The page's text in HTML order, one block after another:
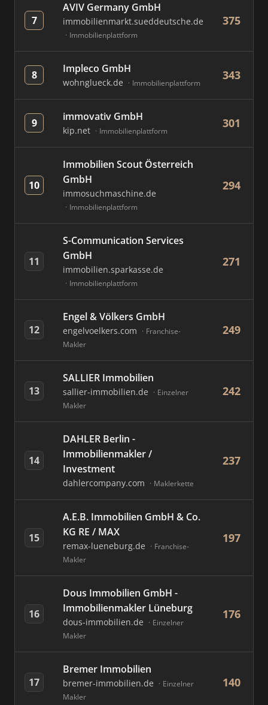
7
AVIV Germany GmbH
immobilienmarkt.sueddeutsche.de
Immobilienplattform
375
8 Impleco GmbH
wohnglueck.de Immobilienplattform
343
9 immovativ GmbH
kip.net Immobilienplattform
301
10
Immobilien Scout Österreich
GmbH
immosuchmaschine.de
Immobilienplattform
294
11
S-Communication Services
GmbH
immobilien.sparkasse.de
Immobilienplattform
271
12
Engel & Völkers GmbH
engelvoelkers.com
Franchise-
Makler
249
13
SALLIER Immobilien
sallier-immobilien.de
Einzelner
Makler
242
14
DAHLER Berlin -
Immobilienmakler /
Investment
dahlercompany.com Maklerkette
237
15
A.E.B. Immobilien GmbH & Co.
KG RE / MAX
remax-lueneburg.de
Franchise-
Makler
197
16
Dous Immobilien GmbH -
Immobilienmakler Lüneburg
dous-immobilien.de
Einzelner
Makler
176
17
Bremer Immobilien
bremer-immobilien.de
Einzelner
Makler
140